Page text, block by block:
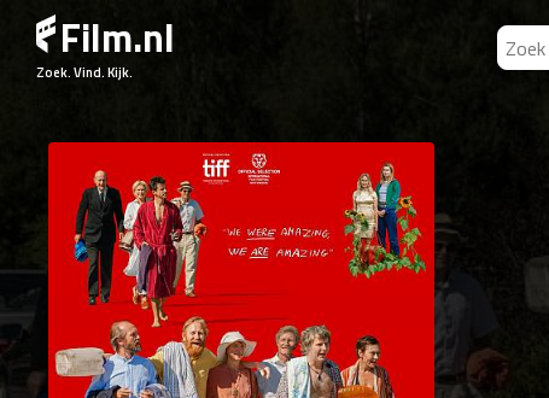
Film.nl
Zoek. Vind. Kijk.